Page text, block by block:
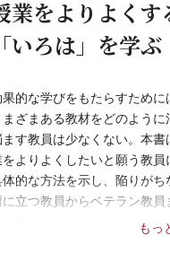
業をよりよく
いろは」を学ぶ
もっ
果的な学びをもたらすために
まざまある教材をどのよう
ます教員は少なくない。本
をよりよくしたいと願う教
体的な方法を示し、陥りが
に立つ教員からベテラン教